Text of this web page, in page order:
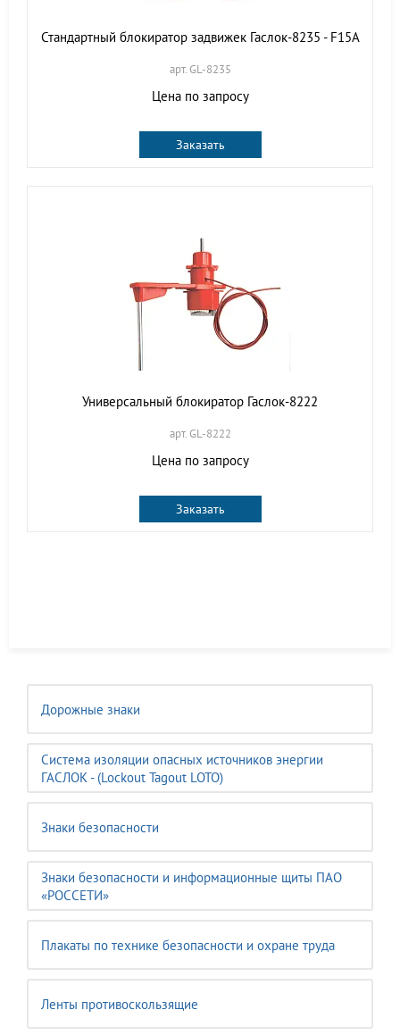
Дорожные знаки
Система изоляции опасных источников энергии
ГАСЛОК - (Lockout Tagout LOTO)
Знаки безопасности
Знаки безопасности и информационные щиты ПАО
«РОССЕТИ»
Плакаты по технике безопасности и охране труда
Ленты противоскользящие
Стандартный блокиратор задвижек Гаслок-8235 - F15А
арт. GL-8235
Цена по запросу
Заказать
Универсальный блокиратор Гаслок-8222
арт. GL-8222
Цена по запросу
Заказать